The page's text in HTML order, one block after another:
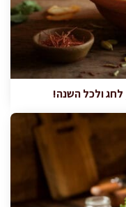
לחג ולכל השנה!